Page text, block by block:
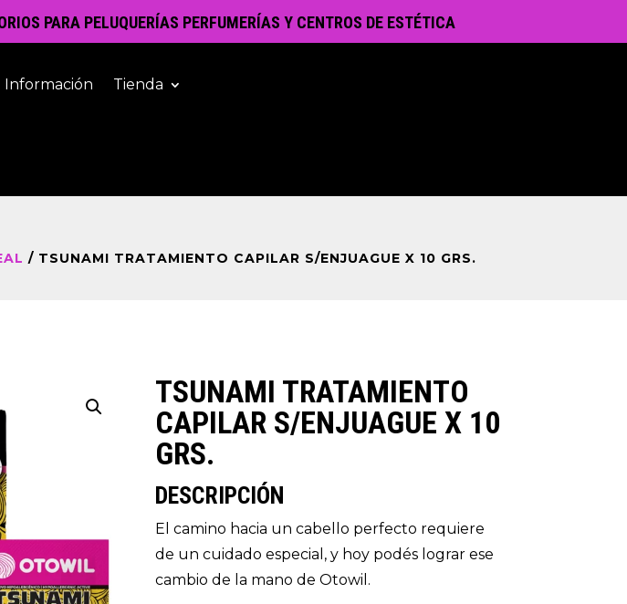
PARA PELUQUERÍAS PERFUMERÍAS Y CENTROS DE ESTÉTICA
Información Tienda
/ TSUNAMI TRATAMIENTO CAPILAR S/ENJUAGUE X 10 GRS.
TSUNAMI TRATAMIENTO
CAPILAR S/ENJUAGUE X 10
GRS.
DESCRIPCIÓN
El camino hacia un cabello perfecto requiere
de un cuidado especial, y hoy podés lograr ese
cambio de la mano de Otowil.